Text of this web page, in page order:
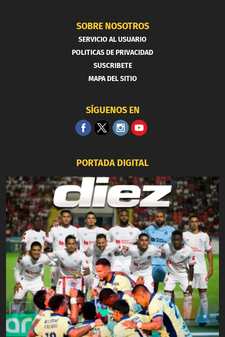
SOBRE NOSOTROS
SERVICIO AL USUARIO
POLITICAS DE PRIVACIDAD
SUSCRIBETE
MAPA DEL SITIO
SÍGUENOS EN
PORTADA DIGITAL